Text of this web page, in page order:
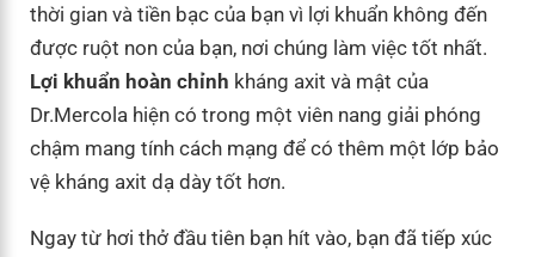
thời gian và tiền bạc của bạn vì lợi khuẩn không đến
được ruột non của bạn, nơi chúng làm việc tốt nhất.
Lợi khuẩn hoàn chỉnh kháng axit và mật của
Dr.Mercola hiện có trong một viên nang giải phóng
chậm mang tính cách mạng để có thêm một lớp bảo
vệ kháng axit dạ dày tốt hơn.
Ngay từ hơi thở đầu tiên bạn hít vào, bạn đã tiếp xúc